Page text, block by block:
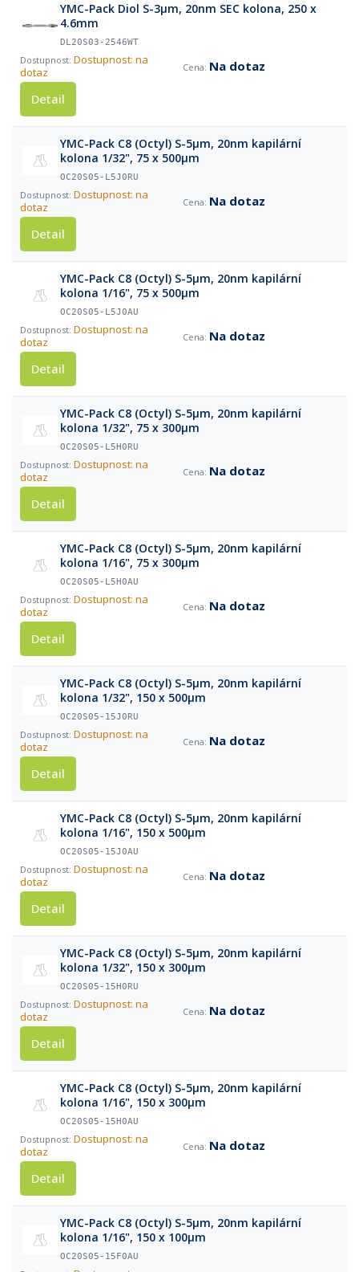
YMC-Pack Diol S-3µm, 20nm SEC kolona, 250 x
4.6mm
DL20S03-2546WT
Dostupnost: na
dotaz
Na dotaz
Detail
YMC-Pack C8 (Octyl) S-5µm, 20nm kapilární
kolona 1/32", 75 x 500µm
OC20S05-L5J0RU
Dostupnost: na
dotaz
Na dotaz
Detail
YMC-Pack C8 (Octyl) S-5µm, 20nm kapilární
kolona 1/16", 75 x 500µm
OC20S05-L5J0AU
Dostupnost: na
dotaz
Na dotaz
Detail
YMC-Pack C8 (Octyl) S-5µm, 20nm kapilární
kolona 1/32", 75 x 300µm
OC20S05-L5H0RU
Dostupnost: na
dotaz
Na dotaz
Detail
YMC-Pack C8 (Octyl) S-5µm, 20nm kapilární
kolona 1/16", 75 x 300µm
OC20S05-L5H0AU
Dostupnost: na
dotaz
Na dotaz
Detail
YMC-Pack C8 (Octyl) S-5µm, 20nm kapilární
kolona 1/32", 150 x 500µm
OC20S05-15J0RU
Dostupnost: na
dotaz
Na dotaz
Detail
YMC-Pack C8 (Octyl) S-5µm, 20nm kapilární
kolona 1/16", 150 x 500µm
OC20S05-15J0AU
Dostupnost: na
dotaz
Na dotaz
Detail
YMC-Pack C8 (Octyl) S-5µm, 20nm kapilární
kolona 1/32", 150 x 300µm
OC20S05-15H0RU
Dostupnost: na
dotaz
Na dotaz
Detail
YMC-Pack C8 (Octyl) S-5µm, 20nm kapilární
kolona 1/16", 150 x 300µm
OC20S05-15H0AU
Dostupnost: na
dotaz
Na dotaz
Detail
YMC-Pack C8 (Octyl) S-5µm, 20nm kapilární
kolona 1/16", 150 x 100µm
OC20S05-15F0AU